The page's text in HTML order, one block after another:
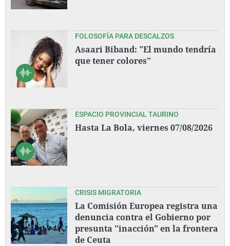
FOLOSOFÍA PARA DESCALZOS
Asaari Biband: "El mundo tendría
que tener colores"
ESPACIO PROVINCIAL TAURINO
Hasta La Bola, viernes 07/08/2026
CRISIS MIGRATORIA
La Comisión Europea registra una
denuncia contra el Gobierno por
presunta "inacción" en la frontera
de Ceuta